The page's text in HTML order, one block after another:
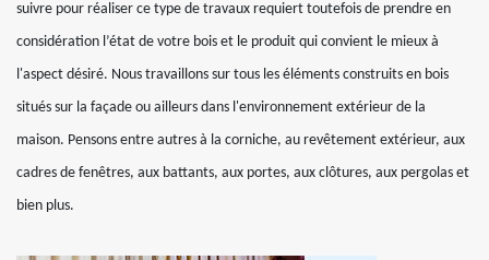
suivre pour réaliser ce type de travaux requiert toutefois de prendre en
considération l’état de votre bois et le produit qui convient le mieux à
l'aspect désiré. Nous travaillons sur tous les éléments construits en bois
situés sur la façade ou ailleurs dans l'environnement extérieur de la
maison. Pensons entre autres à la corniche, au revêtement extérieur, aux
cadres de fenêtres, aux battants, aux portes, aux clôtures, aux pergolas et
bien plus.